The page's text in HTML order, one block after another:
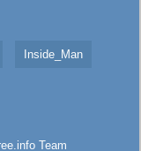
Inside_Man
Team